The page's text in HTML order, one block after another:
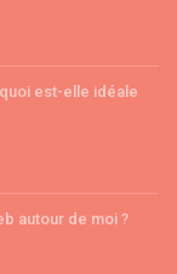
est-elle idéale
autour de moi ?